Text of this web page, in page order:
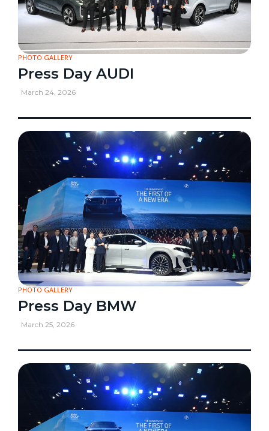
PHOTO GALLERY
Press Day AUDI
March 24, 2026
PHOTO GALLERY
Press Day BMW
March 25, 2026